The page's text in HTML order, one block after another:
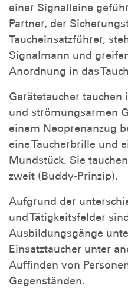
einer Signalleine
Partner, der
Taucheinsatzführer,
Signalmann und
Anordnung in das
Gerätetaucher tauchen
und strömungsarmen
einem Neoprenanzug
eine Taucherbrille und
Mundstück. Sie
zweit (Buddy-Prinzip).
Aufgrund der
und Tätigkeitsfelder
Ausbildungsgänge
Einsatztaucher unter
Auffinden von
Gegenständen.